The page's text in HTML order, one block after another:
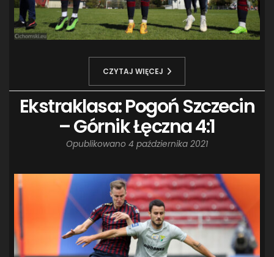
CZYTAJ WIĘCEJ
Ekstraklasa: Pogoń Szczecin
– Górnik Łęczna 4:1
Opublikowano 4 października 2021